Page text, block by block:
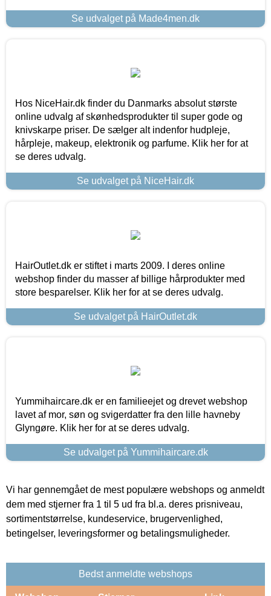
Se udvalget på Made4men.dk
Hos NiceHair.dk finder du Danmarks absolut største
online udvalg af skønhedsprodukter til super gode og
knivskarpe priser. De sælger alt indenfor hudpleje,
hårpleje, makeup, elektronik og parfume. Klik her for at
se deres udvalg.
Se udvalget på NiceHair.dk
HairOutlet.dk er stiftet i marts 2009. I deres online
webshop finder du masser af billige hårprodukter med
store besparelser. Klik her for at se deres udvalg.
Se udvalget på HairOutlet.dk
Yummihaircare.dk er en familieejet og drevet webshop
lavet af mor, søn og svigerdatter fra den lille havneby
Glyngøre. Klik her for at se deres udvalg.
Se udvalget på Yummihaircare.dk
Vi har gennemgået de mest populære webshops og anmeldt
dem med stjerner fra 1 til 5 ud fra bl.a. deres prisniveau,
sortimentstørrelse, kundeservice, brugervenlighed,
betingelser, leveringsformer og betalingsmuligheder.
Bedst anmeldte webshops